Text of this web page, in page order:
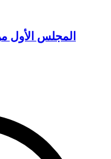
المجلس